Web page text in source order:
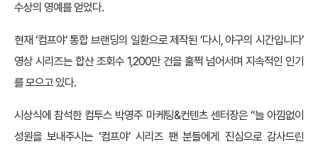
수상의 영예를 얻었다.
현재 ‘컴프야’ 통합 브랜딩의 일환으로 제작된 ‘다시, 야구의 시간입니다’
영상 시리즈는 합산 조회수 1,200만 건을 훌쩍 넘어서며 지속적인 인기
를 모으고 있다.
시상식에 참석한 컴투스 박영주 마케팅&컨텐츠 센터장은 “늘 아낌없이
성원을 보내주시는 ‘컴프야’ 시리즈 팬 분들에게 진심으로 감사드린